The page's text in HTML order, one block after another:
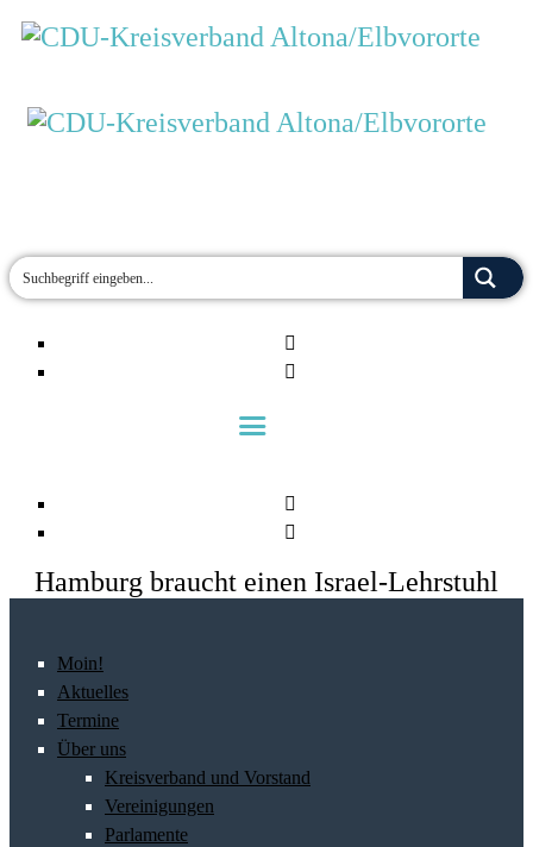
Hamburg braucht einen Israel-Lehrstuhl
Moin!
Aktuelles
Termine
Über uns
Kreisverband und Vorstand
Vereinigungen
Parlamente